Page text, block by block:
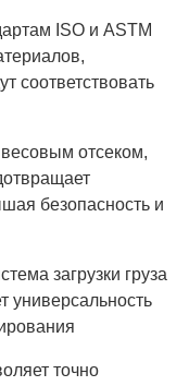
ISO и ASTM
соответствовать
отсеком,
безопасность и
загрузки груза
универсальность
точно